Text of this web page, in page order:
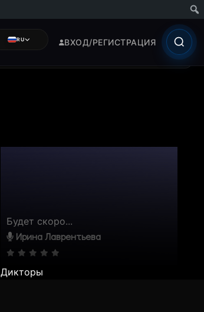
RU ВХОД/РЕГИСТРАЦИЯ
Ирина Лаврентьева
Будет скоро...
Дикторы